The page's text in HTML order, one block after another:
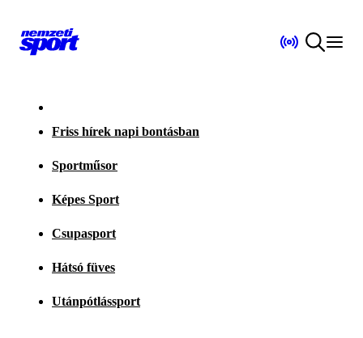
Friss hírek napi bontásban
Sportműsor
Képes Sport
Csupasport
Hátsó füves
Utánpótlássport